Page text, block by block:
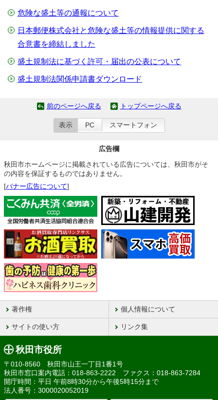
危険な盛土等の通報について
日本郵便株式会社と危険な盛土等の情報提供に関する
合意書を締結しました
盛土規制法に基づく許可・届出の公表について
盛土規制法関係申請書ダウンロード
前のページへ戻る トップページへ戻る
表示 PC スマートフォン
広告欄
秋田市ホームページに掲載されている広告については、秋田市がそ
の内容を保証するものではありません。
[バナー広告について]
著作権 個人情報について
サイトの使い方 リンク集
秋田市役所
〒010-8560 秋田市山王一丁目1番1号
秋田市窓口案内電話：018-863-2222 ファクス：018-863-7284
開庁時間：平日 午前8時30分から午後5時15分まで
法人番号：3000020052019